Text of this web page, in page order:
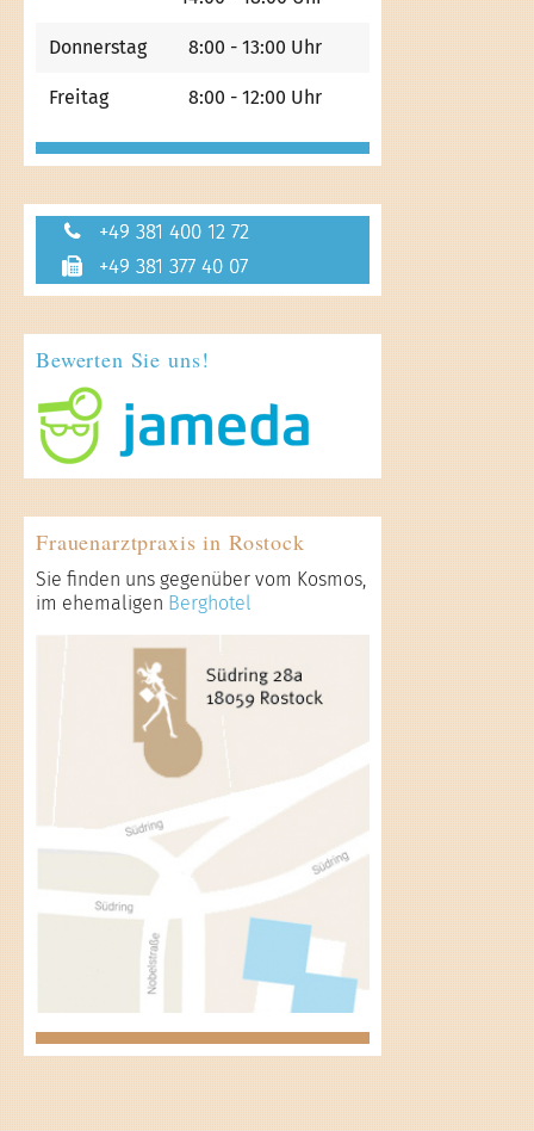
Donnerstag 8:00 - 13:00 Uhr
Freitag 8:00 - 12:00 Uhr
+49 381 400 12 72
+49 381 377 40 07
Bewerten Sie uns!
Frauenarztpraxis in Rostock
Sie finden uns gegenüber vom Kosmos,
im ehemaligen Berghotel